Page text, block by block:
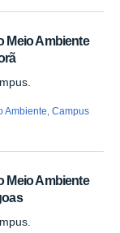
Meio Ambiente
Ambiente ,Campus
Meio Ambiente